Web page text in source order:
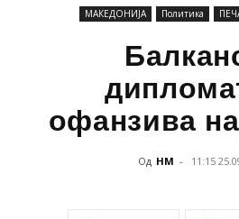
МАКЕДОНИЈА Политика
офанзива
Од НМ - 11:15